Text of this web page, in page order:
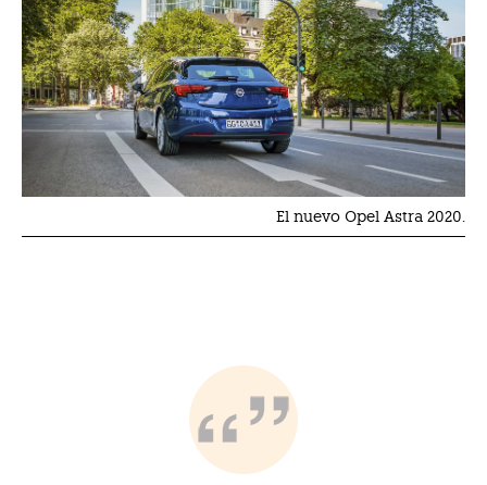
El nuevo Opel Astra 2020.